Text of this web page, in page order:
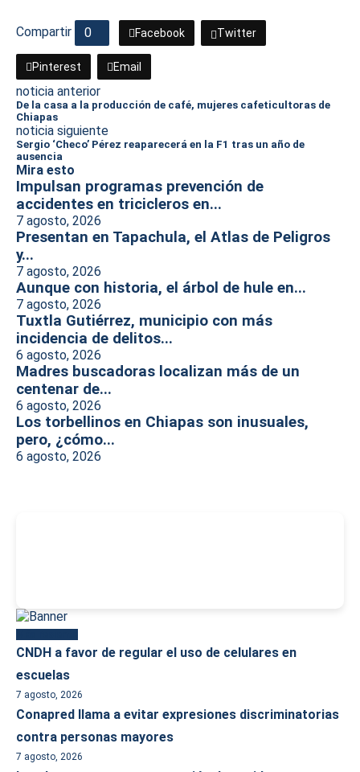
Compartir 0 Facebook Twitter
Pinterest Email
noticia anterior
De la casa a la producción de café, mujeres cafeticultoras de
Chiapas
noticia siguiente
Sergio ‘Checo’ Pérez reaparecerá en la F1 tras un año de
ausencia
Mira esto
Impulsan programas prevención de
accidentes en tricicleros en...
7 agosto, 2026
Presentan en Tapachula, el Atlas de Peligros
y...
7 agosto, 2026
Aunque con historia, el árbol de hule en...
7 agosto, 2026
Tuxtla Gutiérrez, municipio con más
incidencia de delitos...
6 agosto, 2026
Madres buscadoras localizan más de un
centenar de...
6 agosto, 2026
Los torbellinos en Chiapas son inusuales,
pero, ¿cómo...
6 agosto, 2026
CNDH a favor de regular el uso de celulares en
escuelas
7 agosto, 2026
Conapred llama a evitar expresiones discriminatorias
contra personas mayores
7 agosto, 2026